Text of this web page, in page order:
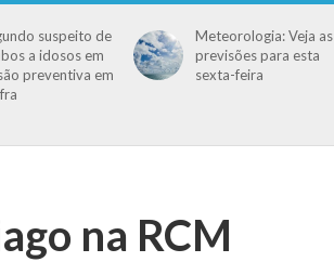
suspeito de
a idosos em
preventiva em
Meteorologia: Veja as
previsões para esta
sexta-feira
na RCM